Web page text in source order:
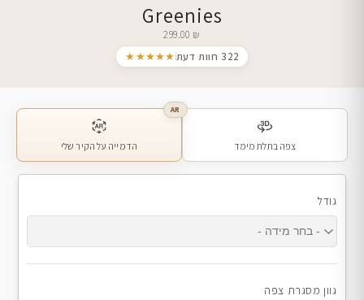
Greenies
299.00 ₪
★★★★★
322 חוות דעת
צפה בתלת מימד
AR
הדמייה על הקיר שלי
גודל
גוון מסגרת צפה